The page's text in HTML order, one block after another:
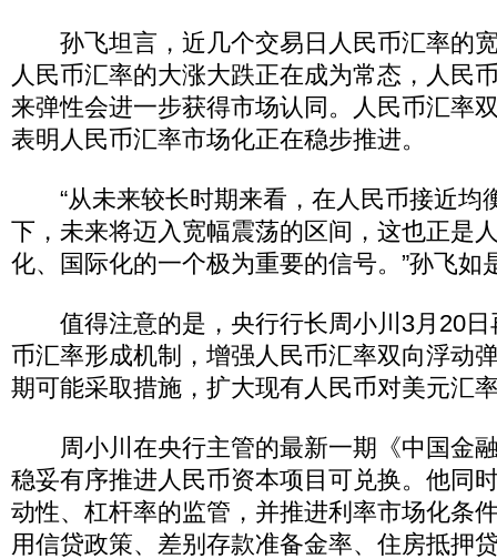
孙飞坦言，近几个交易日人民币汇率的
人民币汇率的大涨大跌正在成为常态，人民
来弹性会进一步获得市场认同。人民币汇率
表明人民币汇率市场化正在稳步推进。
“从未来较长时期来看，在人民币接近均
下，未来将迈入宽幅震荡的区间，这也正是
化、国际化的一个极为重要的信号。”孙飞如
值得注意的是，央行行长周小川3月20日
币汇率形成机制，增强人民币汇率双向浮动
期可能采取措施，扩大现有人民币对美元汇
周小川在央行主管的最新一期《中国金
稳妥有序推进人民币资本项目可兑换。他同
动性、杠杆率的监管，并推进利率市场化条
用信贷政策、差别存款准备金率、住房抵押